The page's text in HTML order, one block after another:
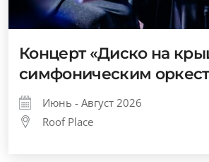
Концерт «Диско на
симфоническим
Июнь - Август 2026
Roof Place